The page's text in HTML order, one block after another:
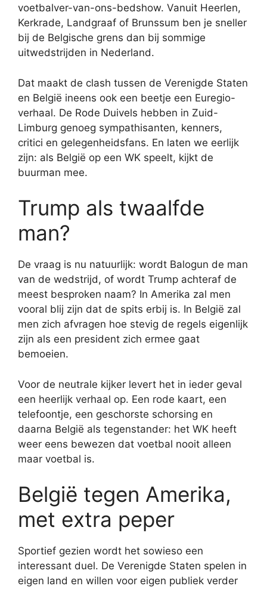
voetbalver-van-ons-bedshow. Vanuit Heerlen,
Kerkrade, Landgraaf of Brunssum ben je sneller
bij de Belgische grens dan bij sommige
uitwedstrijden in Nederland.
Dat maakt de clash tussen de Verenigde Staten
en België ineens ook een beetje een Euregio-
verhaal. De Rode Duivels hebben in Zuid-
Limburg genoeg sympathisanten, kenners,
critici en gelegenheidsfans. En laten we eerlijk
zijn: als België op een WK speelt, kijkt de
buurman mee.
Trump als twaalfde
man?
De vraag is nu natuurlijk: wordt Balogun de man
van de wedstrijd, of wordt Trump achteraf de
meest besproken naam? In Amerika zal men
vooral blij zijn dat de spits erbij is. In België zal
men zich afvragen hoe stevig de regels eigenlijk
zijn als een president zich ermee gaat
bemoeien.
Voor de neutrale kijker levert het in ieder geval
een heerlijk verhaal op. Een rode kaart, een
telefoontje, een geschorste schorsing en
daarna België als tegenstander: het WK heeft
weer eens bewezen dat voetbal nooit alleen
maar voetbal is.
België tegen Amerika,
met extra peper
Sportief gezien wordt het sowieso een
interessant duel. De Verenigde Staten spelen in
eigen land en willen voor eigen publiek verder